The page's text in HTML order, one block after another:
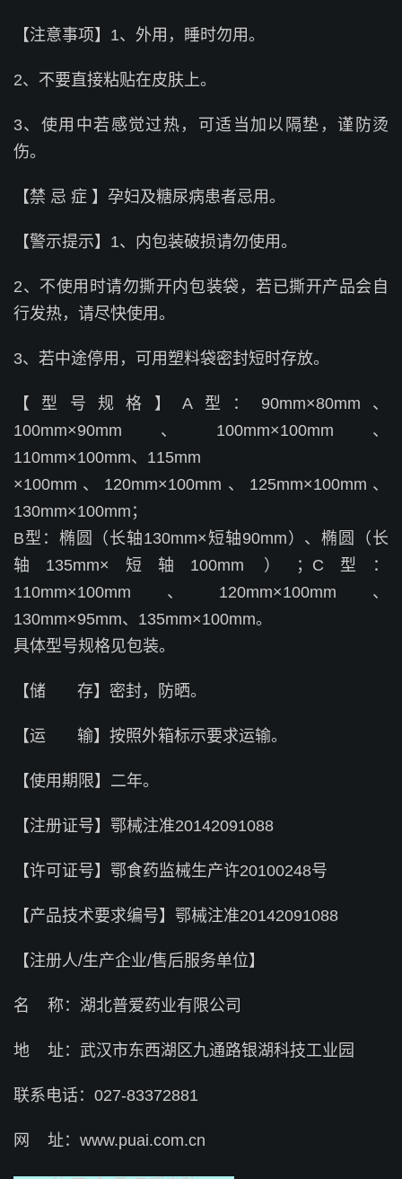
【注意事项】1、外用，睡时勿用。
2、不要直接粘贴在皮肤上。
3、使用中若感觉过热，可适当加以隔垫，谨防烫
伤。
【禁 忌 症 】孕妇及糖尿病患者忌用。
【警示提示】1、内包装破损请勿使用。
2、不使用时请勿撕开内包装袋，若已撕开产品会自
行发热，请尽快使用。
3、若中途停用，可用塑料袋密封短时存放。
【型号规格】A型：90mm×80mm、
100mm×90mm、100mm×100mm、
110mm×100mm、115mm
×100mm、120mm×100mm、125mm×100mm、
130mm×100mm；
B型：椭圆（长轴130mm×短轴90mm）、椭圆（长
轴135mm×短轴100mm ）；C型：
110mm×100mm、120mm×100mm、
130mm×95mm、135mm×100mm。
具体型号规格见包装。
【储 存】密封，防晒。
【运 输】按照外箱标示要求运输。
【使用期限】二年。
【注册证号】鄂械注准20142091088
【许可证号】鄂食药监械生产许20100248号
【产品技术要求编号】鄂械注准20142091088
【注册人/生产企业/售后服务单位】
名 称：湖北普爱药业有限公司
地 址：武汉市东西湖区九通路银湖科技工业园
联系电话：027-83372881
网 址： www.puai.com.cn